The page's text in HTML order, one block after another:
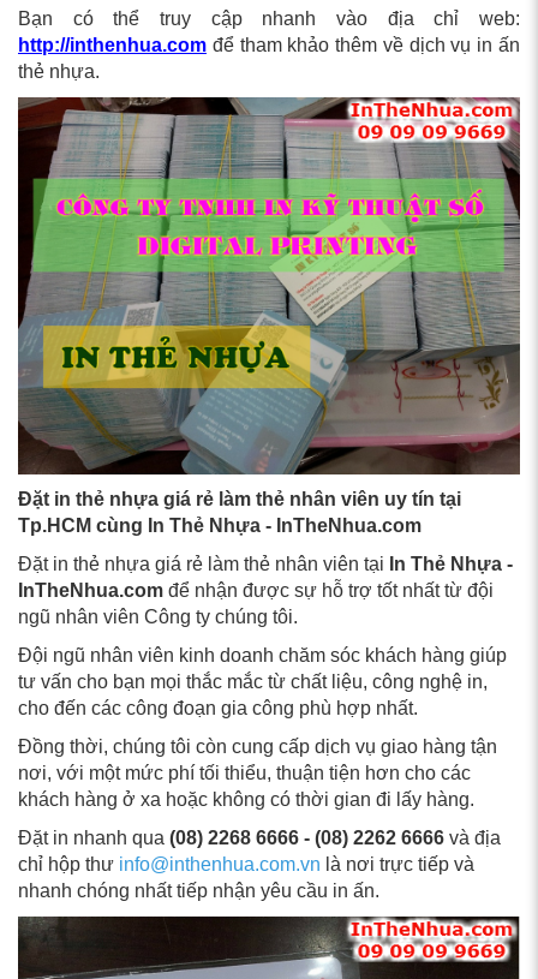
Bạn có thể truy cập nhanh vào địa chỉ web:
http://inthenhua.com để tham khảo thêm về dịch vụ in ấn
thẻ nhựa.
Đặt in thẻ nhựa giá rẻ làm thẻ nhân viên uy tín tại
Tp.HCM cùng In Thẻ Nhựa - InTheNhua.com
Đặt in thẻ nhựa giá rẻ làm thẻ nhân viên tại In Thẻ Nhựa -
InTheNhua.com để nhận được sự hỗ trợ tốt nhất từ đội
ngũ nhân viên Công ty chúng tôi.
Đội ngũ nhân viên kinh doanh chăm sóc khách hàng giúp
tư vấn cho bạn mọi thắc mắc từ chất liệu, công nghệ in,
cho đến các công đoạn gia công phù hợp nhất.
Đồng thời, chúng tôi còn cung cấp dịch vụ giao hàng tận
nơi, với một mức phí tối thiểu, thuận tiện hơn cho các
khách hàng ở xa hoặc không có thời gian đi lấy hàng.
Đặt in nhanh qua (08) 2268 6666 - (08) 2262 6666 và địa
chỉ hộp thư info@inthenhua.com.vn là nơi trực tiếp và
nhanh chóng nhất tiếp nhận yêu cầu in ấn.